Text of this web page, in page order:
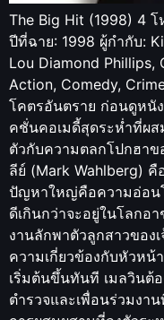
The Big Hit (1998) 4
ปีที่ฉาย: 1998 ผู้กำกับ:
Lou Diamond Phillips,
Action, Comedy,
โคตรอันตราย ก่อนดูหนั
คชั่นคอเมดี้สุดระห่ำที่ผส
ตัวกับความตลกโปกฮา
ลีย์ (Mark Wahlberg)
ปัญหาใหญ่คือความอ่อน
ดีเกินกว่าจะอยู่ในโลกอ
งานลักพาตัวลูกสาวของ
ความเกี่ยวข้องกับหัวหน้
เริ่มต้นขึ้นทันที เมลวินต้
ตำรวจและเพื่อนร่วมงา